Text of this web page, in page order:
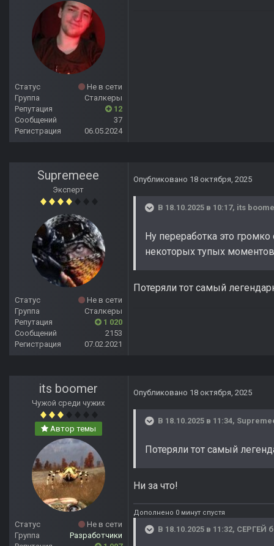
Статус
Не в сети
Группа
Сталкеры
Репутация
12
Сообщений
37
Регистрация
06.05.2024
Supremeee
Эксперт
Статус
Не в сети
Группа
Сталкеры
Репутация
1 020
Сообщений
2153
Регистрация
07.02.2021
Опубликовано 18 октября, 2025
В 18.10.2025 в 10:17, its
Ну переработка это
некоторых тупых
Потеряли тот самый
its boomer
Чужой среди чужих
Автор темы
Статус
Не в сети
Группа
Разработчики
Опубликовано 18 октября, 2025
В 18.10.2025 в 11:34,
Потеряли тот самый
Ни за что!
Дополнено 0 минут спустя
В 18.10.2025 в 11:32, СЕРГЕЙ